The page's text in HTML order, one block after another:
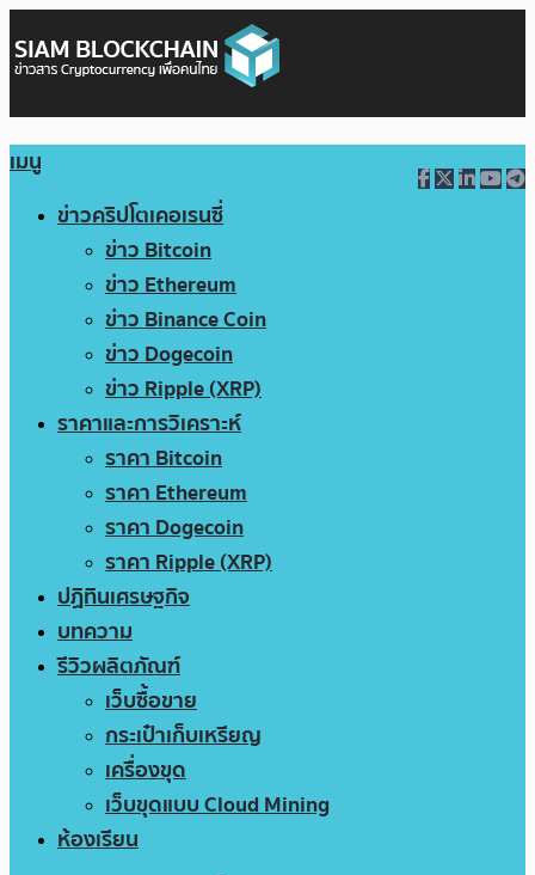
เมนู
ข่าวคริปโตเคอเรนซี่
ข่าว Bitcoin
ข่าว Ethereum
ข่าว Binance Coin
ข่าว Dogecoin
ข่าว Ripple (XRP)
ราคาและการวิเคราะห์
ราคา Bitcoin
ราคา Ethereum
ราคา Dogecoin
ราคา Ripple (XRP)
ปฏิทินเศรษฐกิจ
บทความ
รีวิวผลิตภัณฑ์
เว็บซื้อขาย
กระเป๋าเก็บเหรียญ
เครื่องขุด
เว็บขุดแบบ Cloud Mining
ห้องเรียน